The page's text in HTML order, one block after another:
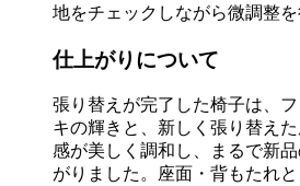
地をチェックしながら微調整を
仕上がりについて
張り替えが完了した椅子は、
キの輝きと、新しく張り替え
感が美しく調和し、まるで新
がりました。座面・背もたれ